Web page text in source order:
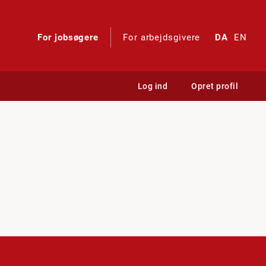
For jobsøgere For arbejdsgivere DA EN
Log ind Opret profil